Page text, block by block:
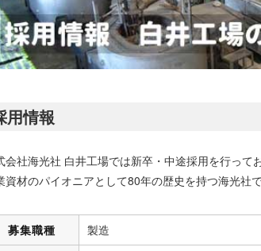
用情報
会社海光社 白井工場では新卒・中途採用を行って
資材のパイオニアとして80年の歴史を持つ海光社
募集職種 製造